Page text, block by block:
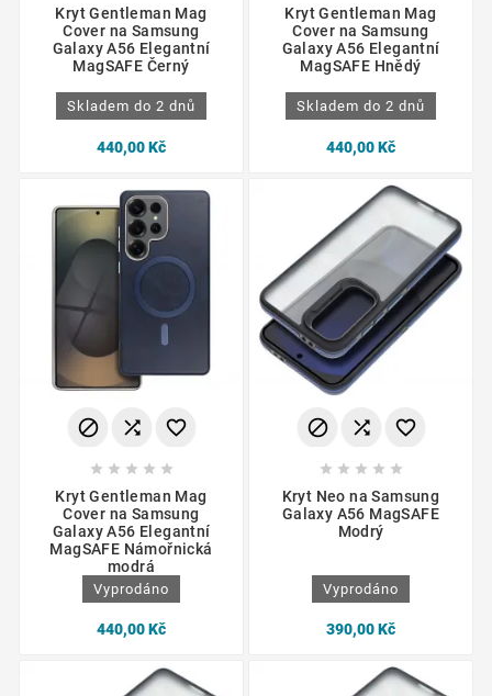
Kryt Gentleman Mag
Cover na Samsung
Galaxy A56 Elegantní
MagSAFE Černý
Skladem do 2 dnů
440,00 Kč
Kryt Gentleman Mag
Cover na Samsung
Galaxy A56 Elegantní
MagSAFE Hnědý
Skladem do 2 dnů
440,00 Kč
  
    
Kryt Gentleman Mag
Cover na Samsung
Galaxy A56 Elegantní
MagSAFE Námořnická
modrá
Vyprodáno
440,00 Kč
  
    
Kryt Neo na Samsung
Galaxy A56 MagSAFE
Modrý
Vyprodáno
390,00 Kč